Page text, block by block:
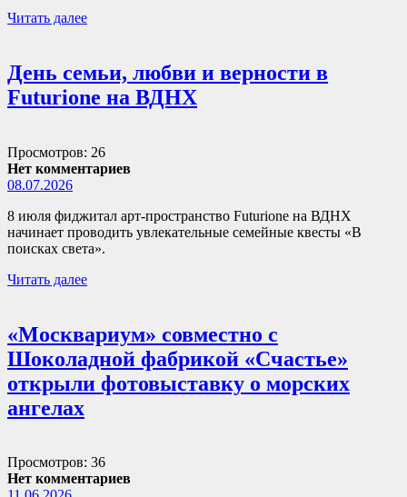
Читать далее
День семьи, любви и верности в
Futurione на ВДНХ
Просмотров: 26
Нет комментариев
08.07.2026
8 июля фиджитал арт-пространство Futurione на ВДНХ
начинает проводить увлекательные семейные квесты «В
поисках света».
Читать далее
«Москвариум» совместно с
Шоколадной фабрикой «Счастье»
открыли фотовыставку о морских
ангелах
Просмотров: 36
Нет комментариев